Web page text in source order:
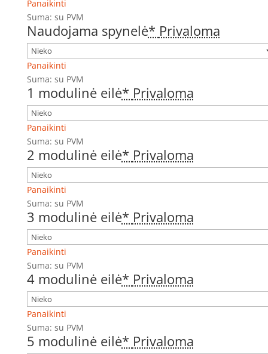
Panaikinti
Suma: su PVM
Naudojama spynelė* Privaloma
Panaikinti
Suma: su PVM
1 modulinė eilė* Privaloma
Panaikinti
Suma: su PVM
2 modulinė eilė* Privaloma
Panaikinti
Suma: su PVM
3 modulinė eilė* Privaloma
Panaikinti
Suma: su PVM
4 modulinė eilė* Privaloma
Panaikinti
Suma: su PVM
5 modulinė eilė* Privaloma